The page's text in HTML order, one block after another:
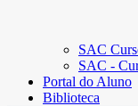
SAC
SAC -
Portal do Aluno
Biblioteca